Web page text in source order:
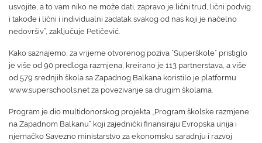
usvojite, a to vam niko ne može dati, zapravo je lični trud, lični podvig
i takođe i lični i individualni zadatak svakog od nas koji je načelno
nedovršiv”, zaključuje Petičević.
Kako saznajemo, za vrijeme otvorenog poziva ”Superškole” pristiglo
je više od 90 predloga razmjena, kreirano je 113 partnerstava, a više
od 579 srednjih škola sa Zapadnog Balkana koristilo je platformu
www.superschools.net za povezivanje sa drugim školama.
Program je dio multidonorskog projekta „Program školske razmjene
na Zapadnom Balkanu“ koji zajednički finansiraju Evropska unija i
njemačko Savezno ministarstvo za ekonomsku saradnju i razvoj